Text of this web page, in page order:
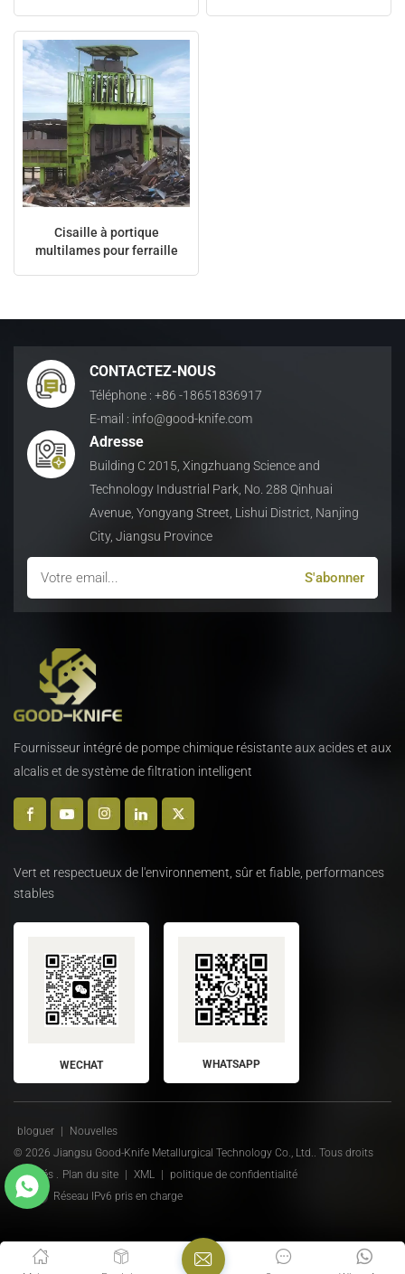
Cisaille à portique
multilames pour ferraille
CONTACTEZ-NOUS
Téléphone : +86 -18651836917
E-mail : info@good-knife.com
Adresse
Building C 2015, Xingzhuang Science and
Technology Industrial Park, No. 288 Qinhuai
Avenue, Yongyang Street, Lishui District, Nanjing
City, Jiangsu Province
Fournisseur intégré de pompe chimique résistante aux acides et aux
alcalis et de système de filtration intelligent
Vert et respectueux de l'environnement, sûr et fiable, performances
stables
WECHAT WHATSAPP
bloguer
Nouvelles
© 2026 Jiangsu Good-Knife Metallurgical Technology Co., Ltd.. Tous droits
réservés . Plan du site XML
politique de confidentialité
Réseau IPv6 pris en charge